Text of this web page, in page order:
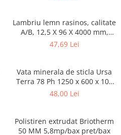
Lambriu lemn rasinos, calitate
A/B, 12,5 X 96 X 4000 mm,
3,84 mp
47,69 Lei
Vata minerala de sticla Ursa
Terra 78 Ph 1250 x 600 x 100
mm
48,00 Lei
Polistiren extrudat Briotherm
50 MM 5,8mp/bax pret/bax